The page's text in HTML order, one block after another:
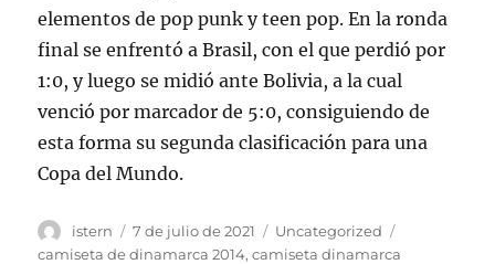
elementos de pop punk y teen pop. En la ronda
final se enfrentó a Brasil, con el que perdió por
1:0, y luego se midió ante Bolivia, a la cual
venció por marcador de 5:0, consiguiendo de
esta forma su segunda clasificación para una
Copa del Mundo.
Autor
istern
Publicado
el
7 de julio de 2021 Categorías
Uncategorized
camiseta de dinamarca 2014,camiseta dinamarca